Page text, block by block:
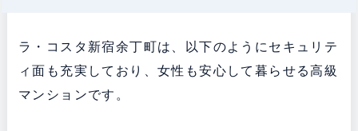
ラ・コスタ新宿余丁町は、以下のようにセキュリテ
ィ面も充実しており、女性も安心して暮らせる高級
マンションです。